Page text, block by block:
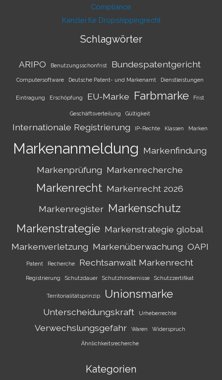
Compliance
Kanzlei für Dropshippingrecht
Schlagwörter
ARIPO Benutzungsschonfrist Bundespatentgericht
Computersoftware Deutsche Patent- und Markenamt Dienstleistungen
Eintragung Erschöpfung EU-Marke Farbmarke Frist
Geschäftsverteilung Gültigkeit
Internationale Registrierung IP-Rechte Klassen Marken
Markenanmeldung Markenfindung
Markenprüfung Markenrecherche
Markenrecht Markenrecht 2026
Markenregister Markenschutz
Markenstrategie Markenstrategie global
Markenverletzung Markenüberwachung OAPI
Patent Recherche Rechtsanwalt Markenrecht
Registrierung Schutzdauer Schutzhindernisse Schutzzertifikat
Territorialitätsprinzip Unionsmarke
Unterscheidungskraft Urheberrechte
Verwechslungsgefahr Waren Widerspruch
Ähnlichkeitsrecherche
Kategorien